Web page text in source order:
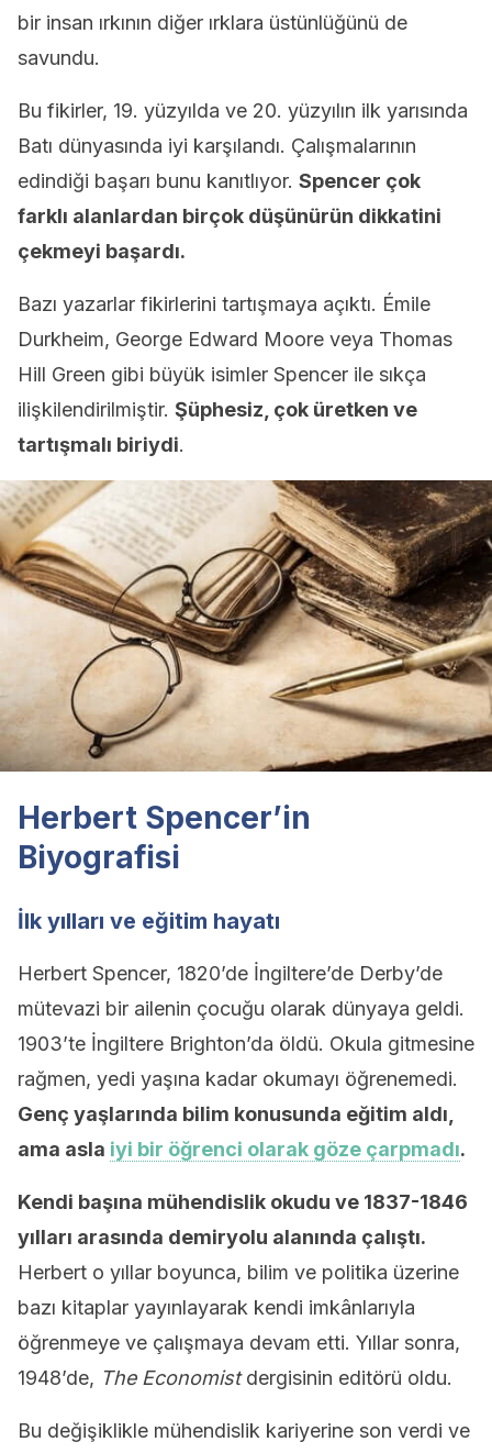
bir insan ırkının diğer ırklara üstünlüğünü de
savundu.
Bu fikirler, 19. yüzyılda ve 20. yüzyılın ilk yarısında
Batı dünyasında iyi karşılandı. Çalışmalarının
edindiği başarı bunu kanıtlıyor. Spencer çok
farklı alanlardan birçok düşünürün dikkatini
çekmeyi başardı.
Bazı yazarlar fikirlerini tartışmaya açıktı. Émile
Durkheim, George Edward Moore veya Thomas
Hill Green gibi büyük isimler Spencer ile sıkça
ilişkilendirilmiştir. Şüphesiz, çok üretken ve
tartışmalı biriydi.
Herbert Spencer’in
Biyografisi
İlk yılları ve eğitim hayatı
Herbert Spencer, 1820’de İngiltere’de Derby’de
mütevazi bir ailenin çocuğu olarak dünyaya geldi.
1903’te İngiltere Brighton’da öldü. Okula gitmesine
rağmen, yedi yaşına kadar okumayı öğrenemedi.
Genç yaşlarında bilim konusunda eğitim aldı,
ama asla iyi bir öğrenci olarak göze çarpmadı.
Kendi başına mühendislik okudu ve 1837-1846
yılları arasında demiryolu alanında çalıştı.
Herbert o yıllar boyunca, bilim ve politika üzerine
bazı kitaplar yayınlayarak kendi imkânlarıyla
öğrenmeye ve çalışmaya devam etti. Yıllar sonra,
1948’de, The Economistdergisinin editörü oldu.
Bu değişiklikle mühendislik kariyerine son verdi ve